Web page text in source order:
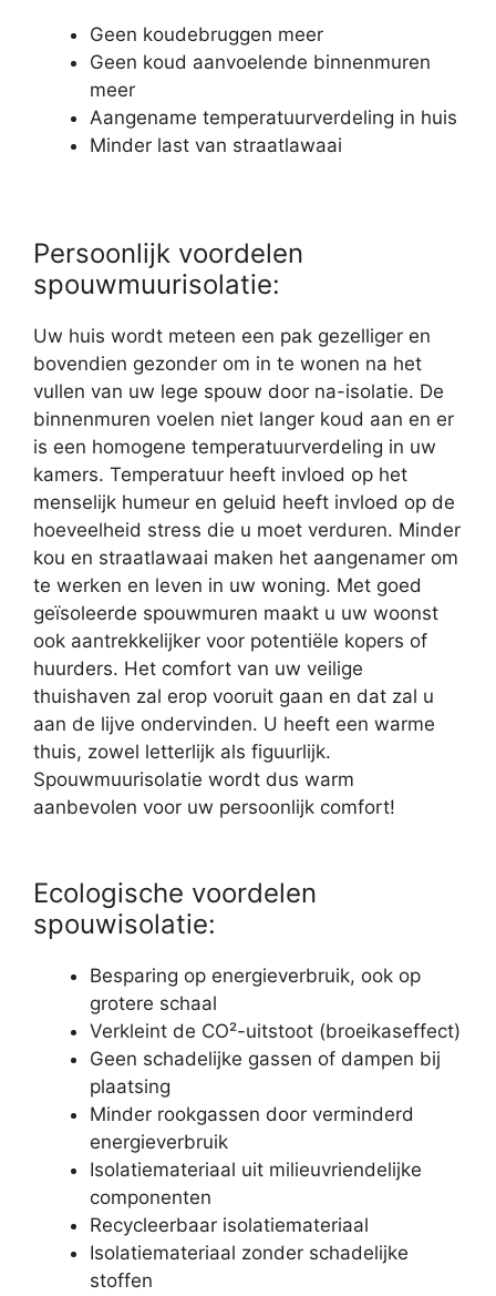
Geen koudebruggen meer
Geen koud aanvoelende binnenmuren
meer
Aangename temperatuurverdeling in huis
Minder last van straatlawaai
Persoonlijk voordelen
spouwmuurisolatie:
Uw huis wordt meteen een pak gezelliger en
bovendien gezonder om in te wonen na het
vullen van uw lege spouw door na-isolatie. De
binnenmuren voelen niet langer koud aan en er
is een homogene temperatuurverdeling in uw
kamers. Temperatuur heeft invloed op het
menselijk humeur en geluid heeft invloed op de
hoeveelheid stress die u moet verduren. Minder
kou en straatlawaai maken het aangenamer om
te werken en leven in uw woning. Met goed
geïsoleerde spouwmuren maakt u uw woonst
ook aantrekkelijker voor potentiële kopers of
huurders. Het comfort van uw veilige
thuishaven zal erop vooruit gaan en dat zal u
aan de lijve ondervinden. U heeft een warme
thuis, zowel letterlijk als figuurlijk.
Spouwmuurisolatie wordt dus warm
aanbevolen voor uw persoonlijk comfort!
Ecologische voordelen
spouwisolatie:
Besparing op energieverbruik, ook op
grotere schaal
Verkleint de CO²-uitstoot (broeikaseffect)
Geen schadelijke gassen of dampen bij
plaatsing
Minder rookgassen door verminderd
energieverbruik
Isolatiemateriaal uit milieuvriendelijke
componenten
Recycleerbaar isolatiemateriaal
Isolatiemateriaal zonder schadelijke
stoffen